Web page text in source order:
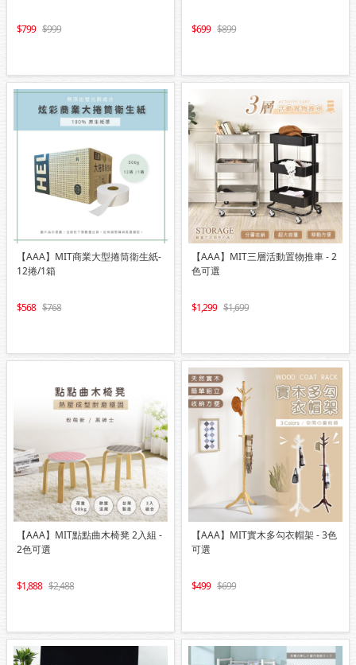
799 999 699 899
【AAA】MIT商業大型捲筒衛生紙-
12捲/1箱
568 768
【AAA】MIT三層活動置物推車 - 2
色可選
1,299 1,699
【AAA】MIT點點曲木椅凳 2入組 -
2色可選
1,888 2,488
【AAA】MIT實木多勾衣帽架 - 3色
可選
499 699